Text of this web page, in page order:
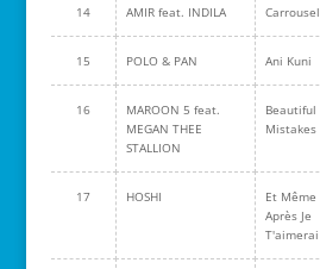
14 AMIR feat. INDILA Carrousel
15 POLO & PAN Ani Kuni
16
MAROON 5 feat.
MEGAN THEE
STALLION
Beautiful
Mistakes
17 HOSHI
Et Même
Après Je
T'aimerai